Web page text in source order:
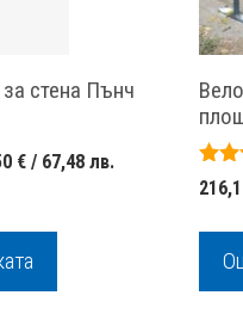
стена Пънч
€
€ / 67,48 лв.Текущата
5.00
out